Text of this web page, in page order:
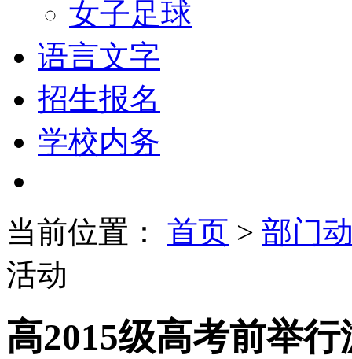
女子足球
语言文字
招生报名
学校内务
当前位置： 首页 > 部门
活动
高2015级高考前举